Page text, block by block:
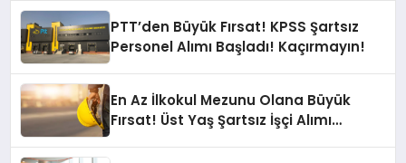
PTT’den Büyük Fırsat! KPSS Şartsız
Personel Alımı Başladı! Kaçırmayın!
En Az İlkokul Mezunu Olana Büyük
Fırsat! Üst Yaş Şartsız İşçi Alımı